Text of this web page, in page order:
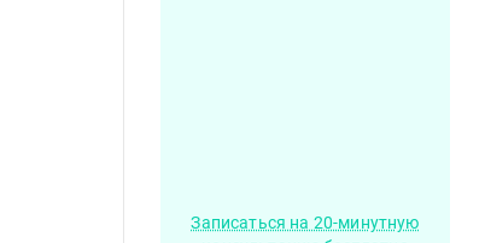
Записаться на 20-минутную